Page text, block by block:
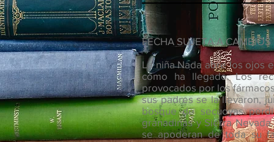
FECHA SUJETA A CAMBIOS
La niña Nada abre los ojos
cómo ha llegado. Los
provocados por los
sus padres se la llevaron,
bosque de secuoyas
granadinas y Sierra
se apoderan de toda su